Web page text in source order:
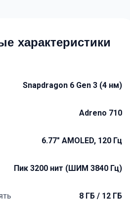
характеристики
Snapdragon 6 Gen 3 (4 нм)
Adreno 710
6.77" AMOLED, 120 Гц
Пик 3200 нит (ШИМ 3840 Гц)
8 ГБ / 12 ГБ